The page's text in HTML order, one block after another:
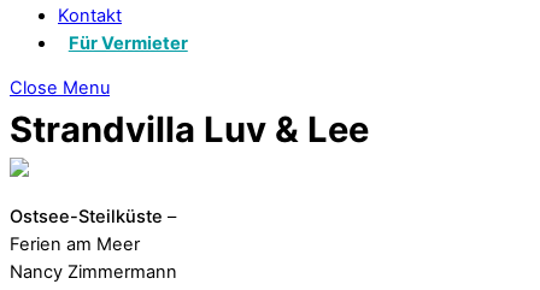
Kontakt
Für Vermieter
Close Menu
Strandvilla Luv & Lee
Ostsee-Steilküste –
Ferien am Meer
Nancy Zimmermann